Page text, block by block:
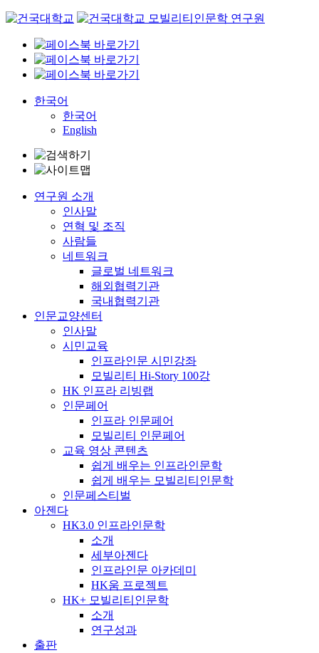
Skip
content
한국어
한국어
English
연구원 소개
인사말
연혁 및 조직
사람들
네트워크
글로벌 네트워크
해외협력기관
국내협력기관
인문교양센터
인사말
시민교육
인프라인문 시민강좌
모빌리티 Hi-Story 100강
HK 인프라 리빙랩
인문페어
인프라 인문페어
모빌리티 인문페어
교육 영상 콘텐츠
쉽게 배우는 인프라인문학
쉽게 배우는 모빌리티인문학
인문페스티벌
아젠다
HK3.0 인프라인문학
소개
세부아젠다
인프라인문 아카데미
HK움 프로젝트
HK+ 모빌리티인문학
소개
연구성과
출판